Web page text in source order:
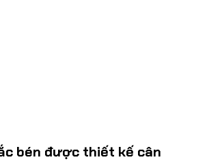
bén được thiết kế cân